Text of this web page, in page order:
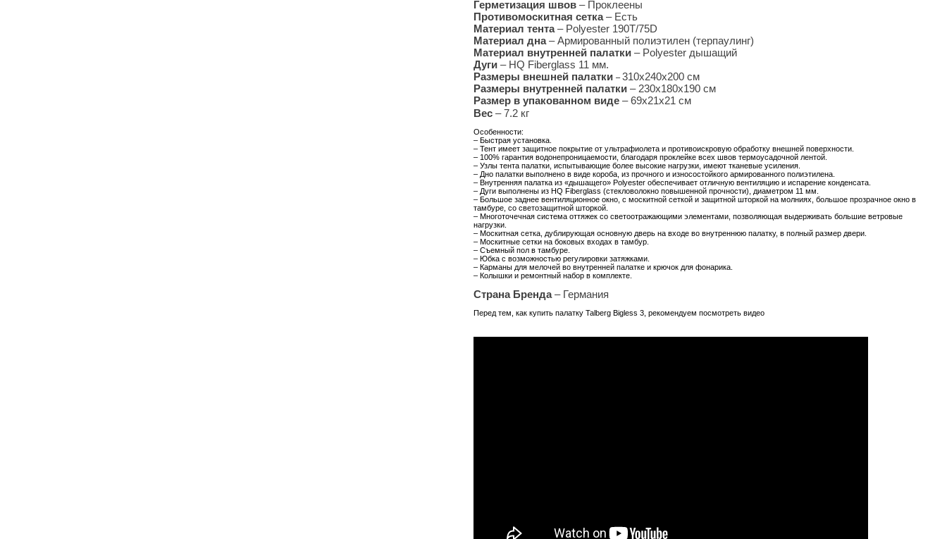
Герметизация швов – Проклеены
Противомоскитная сетка– Есть
Материал тента– Polyester 190T/75D
Материал дна– Армированный полиэтилен (терпаулинг)
Материал внутренней палатки – Polyester дышащий
Дуги – HQ Fiberglass 11 мм.
Размеры внешней палатки – 310х240х200 см
Размеры внутренней палатки – 230х180х190 см
Размер в упакованном виде – 69x21x21 см
Вес – 7.2 кг
Особенности:
– Быстрая установка.
– Тент имеет защитное покрытие от ультрафиолета и противоискровую обработку внешней поверхности.
– 100% гарантия водонепроницаемости, благодаря проклейке всех швов термоусадочной лентой.
– Узлы тента палатки, испытывающие более высокие нагрузки, имеют тканевые усиления.
– Дно палатки выполнено в виде короба, из прочного и износостойкого армированного полиэтилена.
– Внутренняя палатка из «дышащего» Polyester обеспечивает отличную вентиляцию и испарение конденсата.
– Дуги выполнены из HQ Fiberglass (стекловолокно повышенной прочности), диаметром 11 мм.
– Большое заднее вентиляционное окно, с москитной сеткой и защитной шторкой на молниях, большое прозрачное окно в
тамбуре, со светозащитной шторкой.
– Многоточечная система оттяжек со светоотражающими элементами, позволяющая выдерживать большие ветровые
нагрузки.
– Москитная сетка, дублирующая основную дверь на входе во внутреннюю палатку, в полный размер двери.
– Москитные сетки на боковых входах в тамбур.
– Съемный пол в тамбуре.
– Юбка с возможностью регулировки затяжками.
– Карманы для мелочей во внутренней палатке и крючок для фонарика.
– Колышки и ремонтный набор в комплекте.
Страна Бренда– Германия
Перед тем, как купить палатку Talberg Bigless 3, рекомендуем посмотреть видео